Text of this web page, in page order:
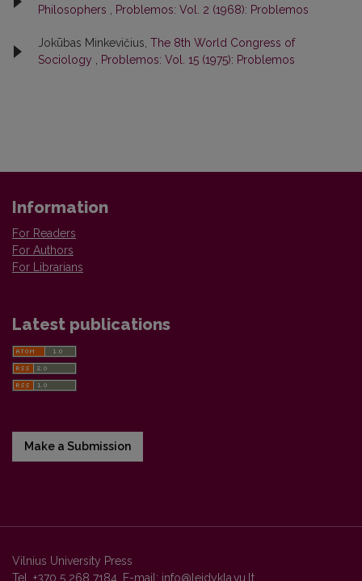
Philosophers
Problemos: Vol. 2 (1968): Problemos
Jokūbas Minkevičius, The 8th World Congress of
Sociology
Problemos: Vol. 15 (1975): Problemos
Information
For Readers
For Authors
For Librarians
Latest publications
Make a Submission
Vilnius University Press
Tel. +370 5 268 7184, E-mail: info@leidykla.vu.lt